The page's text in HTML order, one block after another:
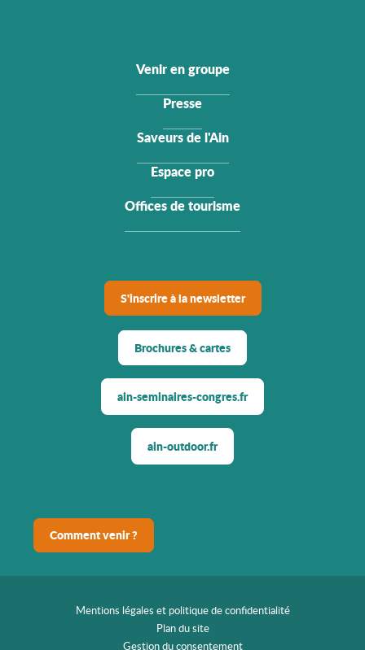
Venir en groupe
Presse
Saveurs de l'Ain
Espace pro
Offices de tourisme
S'inscrire à la newsletter
Brochures & cartes
ain-seminaires-congres.fr
ain-outdoor.fr
Comment venir ?
Mentions légales et politique de confidentialité
Plan du site
Gestion du consentement